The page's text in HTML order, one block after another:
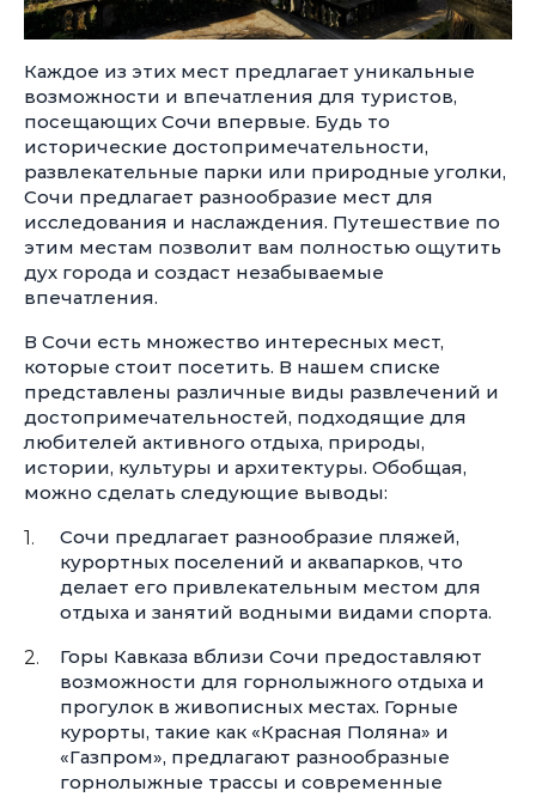
Каждое из этих мест предлагает уникальные
возможности и впечатления для туристов,
посещающих Сочи впервые. Будь то
исторические достопримечательности,
развлекательные парки или природные уголки,
Сочи предлагает разнообразие мест для
исследования и наслаждения. Путешествие по
этим местам позволит вам полностью ощутить
дух города и создаст незабываемые
впечатления.
В Сочи есть множество интересных мест,
которые стоит посетить. В нашем списке
представлены различные виды развлечений и
достопримечательностей, подходящие для
любителей активного отдыха, природы,
истории, культуры и архитектуры. Обобщая,
можно сделать следующие выводы:
Сочи предлагает разнообразие пляжей,
курортных поселений и аквапарков, что
делает его привлекательным местом для
отдыха и занятий водными видами спорта.
Горы Кавказа вблизи Сочи предоставляют
возможности для горнолыжного отдыха и
прогулок в живописных местах. Горные
курорты, такие как «Красная Поляна» и
«Газпром», предлагают разнообразные
горнолыжные трассы и современные